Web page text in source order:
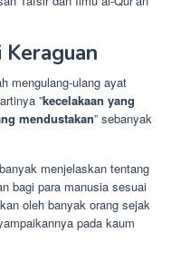
mengulang-ulang ayat
”kecelakaan yang
mendustakan” sebanyak
menjelaskan tentang
bagi para manusia sesuai
oleh banyak orang sejak
pada kaum